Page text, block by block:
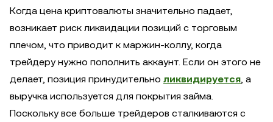
Когда цена криптовалюты значительно падает,
возникает риск ликвидации позиций с торговым
плечом, что приводит к маржин-коллу, когда
трейдеру нужно пополнить аккаунт. Если он этого не
делает, позиция принудительно ликвидируется, а
выручка используется для покрытия займа.
Поскольку все больше трейдеров сталкиваются с